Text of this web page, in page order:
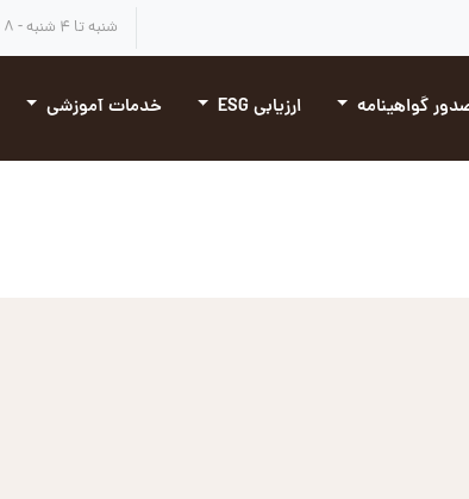
شنبه تا ۴ شنبه - ۸ صبح تا ۴:۳۰ بعد از ظهر
گواهینامه ارزیابی ESG خدمات آموزشی